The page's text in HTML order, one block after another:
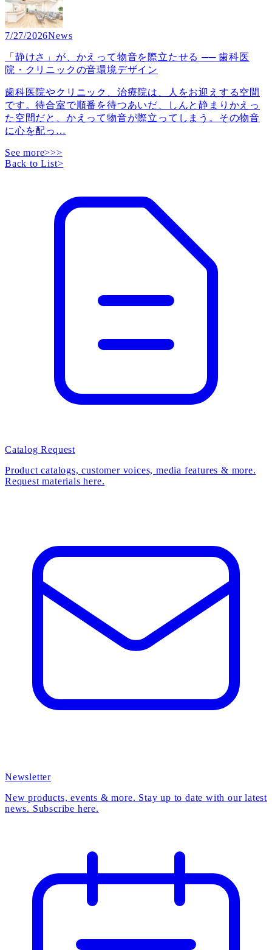
7/27/2026News
「静けさ」が、かえって物音を際立たせる ── 歯科医
院・クリニックの音環境デザイン
歯科医院やクリニック、治療院は、人をお迎えする空間
です。待合室で順番を待つあいだ、しんと静まりかえっ
た空間だと、かえって物音が際立ってしまう。その物音
に心を配っ …
See more>>>
Back to List>
Catalog Request
Product catalogs, customer voices, media features & more.
Request materials here.
Newsletter
New products, events & more. Stay up to date with our latest
news. Subscribe here.